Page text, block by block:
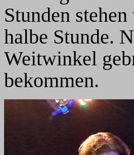
Stunden
halbe Stunde.
Weitwinkel
bekommen.